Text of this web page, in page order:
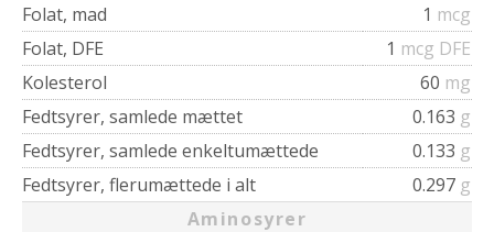
Folat, mad
1 mcg
Folat, DFE
1 mcg DFE
Kolesterol
60 mg
Fedtsyrer, samlede mættet
0.163 g
Fedtsyrer, samlede enkeltumættede
0.133 g
Fedtsyrer, flerumættede i alt
0.297 g
Aminosyrer